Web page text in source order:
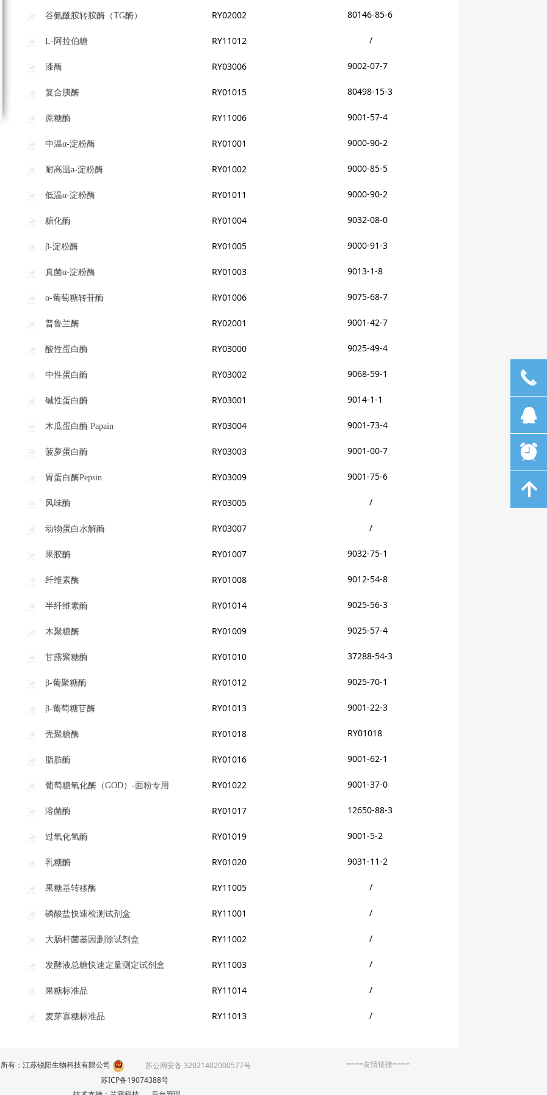
谷氨酰胺转胺酶（TG酶）
L-阿拉伯糖
漆酶
复合胰酶
蔗糖酶
中温α-淀粉酶
耐高温a-淀粉酶
低温α-淀粉酶
糖化酶
β-淀粉酶
真菌α-淀粉酶
α-葡萄糖转苷酶
普鲁兰酶
酸性蛋白酶
中性蛋白酶
碱性蛋白酶
木瓜蛋白酶 Papain
菠萝蛋白酶
胃蛋白酶Pepsin
风味酶
动物蛋白水解酶
果胶酶
纤维素酶
半纤维素酶
木聚糖酶
甘露聚糖酶
β-葡聚糖酶
β-葡萄糖苷酶
壳聚糖酶
脂肪酶
葡萄糖氧化酶（GOD）-面粉专用
溶菌酶
过氧化氢酶
乳糖酶
果糖基转移酶
磷酸盐快速检测试剂盒
大肠杆菌基因删除试剂盒
发酵液总糖快速定量测定试剂盒
果糖标准品
麦芽寡糖标准品
酸性蛋白酶
RY02002
RY11012
RY03006
RY01015
RY11006
RY01001
RY01002
RY01011
RY01004
RY01005
RY01003
RY01006
RY02001
RY03000
RY03002
RY03001
RY03004
RY03003
RY03009
RY03005
RY03007
RY01007
RY01008
RY01014
RY01009
RY01010
RY01012
RY01013
RY01018
RY01016
RY01022
RY01017
RY01019
RY01020
RY11005
RY11001
RY11002
RY11003
RY11014
RY11013
80146-85-6
/
9002-07-7
80498-15-3
9001-57-4
9000-90-2
9000-85-5
9000-90-2
9032-08-0
9000-91-3
9013-1-8
9075-68-7
9001-42-7
9025-49-4
9068-59-1
9014-1-1
9001-73-4
9001-00-7
9001-75-6
/
/
9032-75-1
9012-54-8
9025-56-3
9025-57-4
37288-54-3
9025-70-1
9001-22-3
RY01018
9001-62-1
9001-37-0
12650-88-3
9001-5-2
9031-11-2
/
/
/
/
/
/
有：江苏锐阳生物科技有限公司
苏公网安备 32021402000577号
苏ICP备19074388号
====友情链接====
끅
뀩
뀥
녕